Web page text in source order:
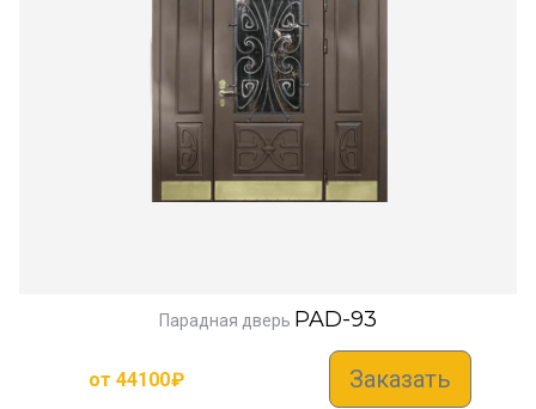
Парадная дверь PAD-93
от 44100₽ Заказать